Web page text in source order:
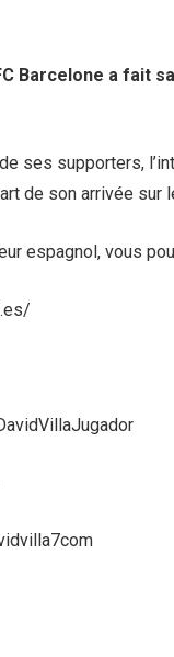
Barcelone a fait
ses supporters,
de son arrivée sur
espagnol, vous